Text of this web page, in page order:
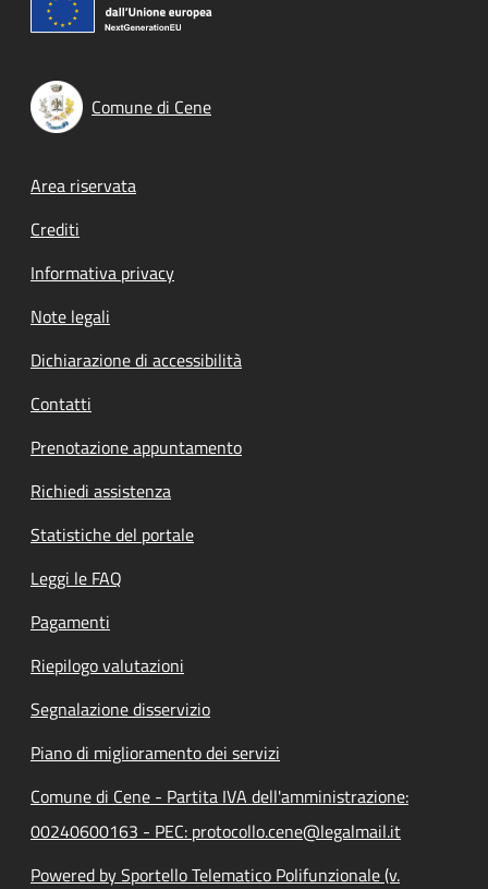
Comune di Cene
Footer menu
Area riservata
Crediti
Informativa privacy
Note legali
Dichiarazione di accessibilità
Contatti
Prenotazione appuntamento
Richiedi assistenza
Statistiche del portale
Leggi le FAQ
Pagamenti
Riepilogo valutazioni
Segnalazione disservizio
Piano di miglioramento dei servizi
Comune di Cene - Partita IVA dell'amministrazione:
00240600163 - PEC: protocollo.cene@legalmail.it
Powered by Sportello Telematico Polifunzionale (v.